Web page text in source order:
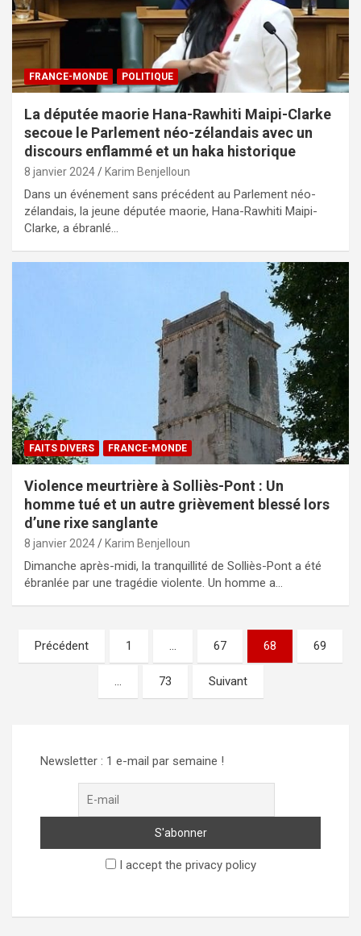
FRANCE-MONDE POLITIQUE
La députée maorie Hana-Rawhiti Maipi-Clarke
secoue le Parlement néo-zélandais avec un
discours enflammé et un haka historique
8 janvier 2024 Karim Benjelloun
Dans un événement sans précédent au Parlement néo-
zélandais, la jeune députée maorie, Hana-Rawhiti Maipi-
Clarke, a ébranlé…
FAITS DIVERS FRANCE-MONDE
Violence meurtrière à Solliès-Pont : Un
homme tué et un autre grièvement blessé lors
d’une rixe sanglante
8 janvier 2024 Karim Benjelloun
Dimanche après-midi, la tranquillité de Solliès-Pont a été
ébranlée par une tragédie violente. Un homme a…
Pagination
des
publications
Précédent 1 67 68 69
73 Suivant
Newsletter : 1 e-mail par semaine !
I accept the privacy policy